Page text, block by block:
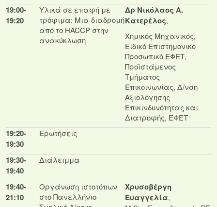
19:00-
19:20
Υλικά σε επαφή με
τρόφιμα: Μια διαδρομή
από το HACCP στην
ανακύκλωση
Δρ Νικόλαος Α.
Κατερέλος,
Χημικός Μηχανικός,
Ειδικό Επιστημονικό
Προσωπικό ΕΦΕΤ,
Προϊστάμενος
Τμήματος
Επικοινωνίας, Δ/νση
Αξιολόγησης
Επικινδυνότητας και
Διατροφής, ΕΦΕΤ
19:20-
19:30
Ερωτήσεις
19:30-
19:40
Διάλειμμα
19:40-
21:10
Οργάνωση ιστοτόπων
στο Πανελλήνιο
Χρυσοβέργη
Ευαγγελία,